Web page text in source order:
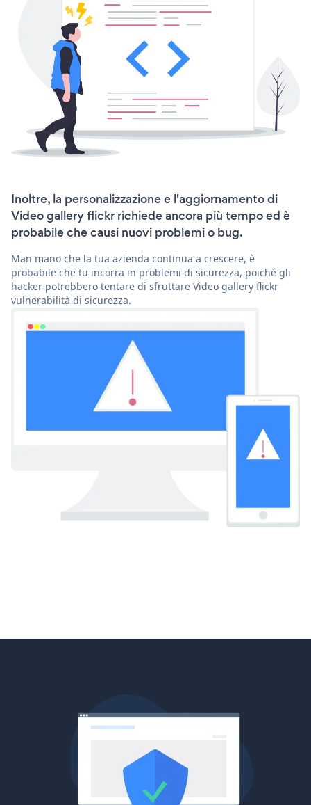
Inoltre, la personalizzazione e l'aggiornamento di
Video gallery flickr richiede ancora più tempo ed è
probabile che causi nuovi problemi o bug.
Man mano che la tua azienda continua a crescere, è
probabile che tu incorra in problemi di sicurezza, poiché gli
hacker potrebbero tentare di sfruttare Video gallery flickr
vulnerabilità di sicurezza.